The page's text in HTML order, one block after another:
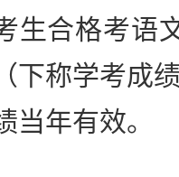
合格考语
下称学考成
当年有效。